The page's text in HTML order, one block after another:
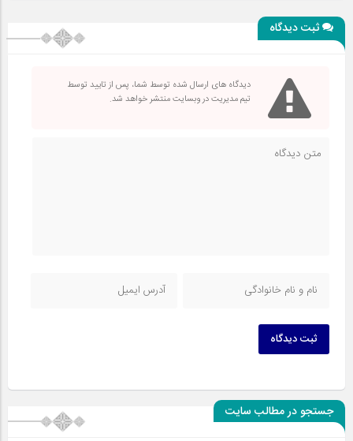
ثبت دیدگاه
دیدگاه های ارسال شده توسط شما، پس از تایید توسط
تیم مدیریت در وبسایت منتشر خواهد شد.
ثبت دیدگاه
جستجو در مطالب سایت